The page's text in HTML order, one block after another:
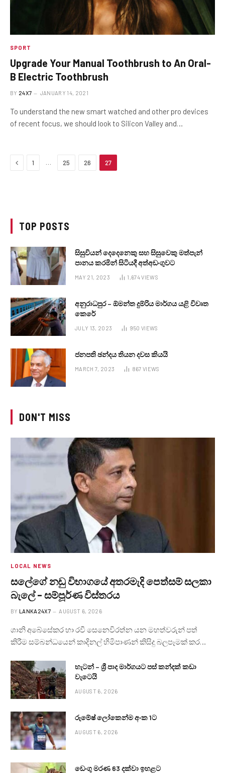
SPORT
Upgrade Your Manual Toothbrush to An Oral-
B Electric Toothbrush
BY 24X7 JANUARY 14, 2021
To understand the new smart watched and other pro devices
of recent focus, we should look to Silicon Valley and…
Previous
1 25 26 27
TOP POSTS
සිසුවියන් දෙදෙනෙකු සහ සිසුවෙකු මත්පැන්
පානය කරමින් සිටියදී අත්අඩංගුවට
MAY 21, 2023 1,674VIEWS
අනුරාධපුර – ඕමන්ත දුම්රිය මාර්ගය යළි විවෘත
කෙරේ
JULY 13, 2023 950 VIEWS
ජනපති ඡන්දය තියන දවස කියයි
MARCH 7, 2023 867 VIEWS
DON'T MISS
LOCAL NEWS
සලේගේ නඩු විභාගයේ අතරමැදි පෙත්සම් සලකා
බැලේ – සම්පූර්ණ විස්තරය
BY LANKA24X7 AUGUST 6, 2026
ශානි අබේසේකර හා රවී සෙනෙවිරත්න යන මහත්වරුන් පත්
කිරීම සම්බන්ධයෙන් කාදිනල් හිමිපාණන් කිසිදු බලපෑමක් කර…
හැටන් – ශ්‍රී පාද මාර්ගයට පස් කන්දක් කඩා
වැටෙයි
AUGUST 6, 2026
රුමේෂ් ලෝකෙන්ම අංක 1ට
AUGUST 6, 2026
ඩෙංගු මරණ 63 දක්වා ඉහළට